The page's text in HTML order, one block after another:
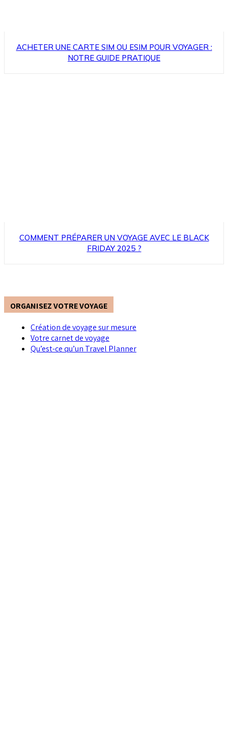
ACHETER UNE CARTE SIM OU ESIM POUR VOYAGER :
NOTRE GUIDE PRATIQUE
COMMENT PRÉPARER UN VOYAGE AVEC LE BLACK
FRIDAY 2025 ?
ORGANISEZ VOTRE VOYAGE
Création de voyage sur mesure
Votre carnet de voyage
Qu’est-ce qu’un Travel Planner